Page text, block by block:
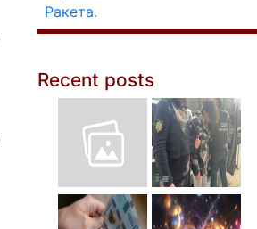
Ракета.
Recent posts